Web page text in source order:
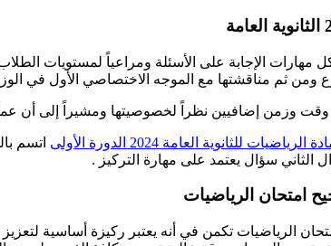
الإجابة على الأسئلة ومراعياً لمستويات
ومن ثم مناقشتها مع الموجه الاختصاصي الأول في
وقت وزمن إضافيين نظراً لخصوصيتها ومشيراً إلى أن
للثانوية العامة 2024 الدورة الأولى
اتسم
سؤال يعتمد على مهارة التركيز .
امتحان الرياضيات
الرياضيات تكمن في أنه يعتبر ركيزة أساسية